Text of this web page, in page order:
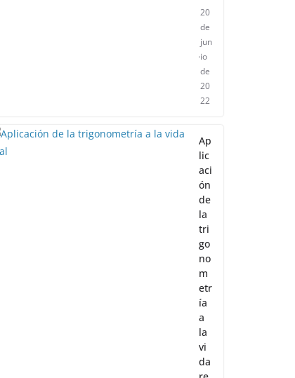
20
de
jun
io
de
20
22
Ap
lic
aci
ón
de
la
tri
go
no
m
etr
ía
a
la
vi
da